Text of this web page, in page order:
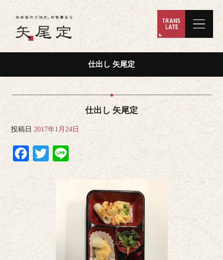
仕出し 矢尾定
仕出し 矢尾定
投稿日 2017年1月24日
Facebook
TwitterLine